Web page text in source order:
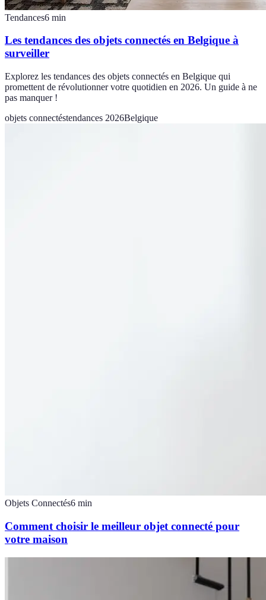
Tendances6 min
Les tendances des objets connectés en Belgique à
surveiller
Explorez les tendances des objets connectés en Belgique qui
promettent de révolutionner votre quotidien en 2026. Un guide à ne
pas manquer !
objets connectéstendances 2026Belgique
Objets Connectés6 min
Comment choisir le meilleur objet connecté pour
votre maison